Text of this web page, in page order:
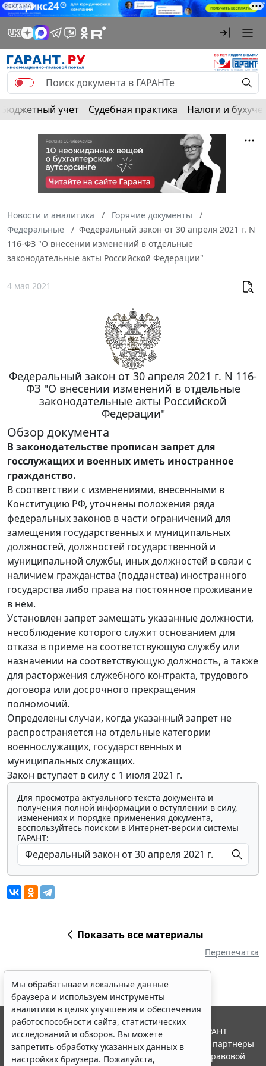
РЕКЛАМА
Бюджетный учет Судебная практика Налоги и
Новости и аналитика
Горячие документы
Федеральные
Федеральный закон от 30 апреля 2021 г. N
116-ФЗ "О внесении изменений в отдельные
законодательные акты Российской Федерации"
4 мая 2021
Федеральный закон от 30 апреля 2021 г. N 116-
ФЗ "О внесении изменений в отдельные
законодательные акты Российской
Федерации"
Обзор документа
В законодательстве прописан запрет для
госслужащих и военных иметь иностранное
гражданство.
В соответствии с изменениями, внесенными в
Конституцию РФ, уточнены положения ряда
федеральных законов в части ограничений для
замещения государственных и муниципальных
должностей, должностей государственной и
муниципальной службы, иных должностей в связи с
наличием гражданства (подданства) иностранного
государства либо права на постоянное проживание
в нем.
Установлен запрет замещать указанные должности,
несоблюдение которого служит основанием для
отказа в приеме на соответствующую службу или
назначении на соответствующую должность, а также
для расторжения служебного контракта, трудового
договора или досрочного прекращения
полномочий.
Определены случаи, когда указанный запрет не
распространяется на отдельные категории
военнослужащих, государственных и
муниципальных служащих.
Закон вступает в силу с 1 июля 2021 г.
Для просмотра актуального текста документа и
получения полной информации о вступлении в силу,
изменениях и порядке применения документа,
воспользуйтесь поиском в Интернет-версии системы
ГАРАНТ:
Показать все материалы
Перепечатка
Мы обрабатываем локальные данные
браузера и используем инструменты
аналитики в целях улучшения и обеспечения
работоспособности сайта, статистических
исследований и обзоров. Вы можете
запретить обработку указанных данных в
настройках браузера. Пожалуйста,
© ООО "НПП "ГАРАНТ-СЕРВИС", 2026. Система ГАРАНТ
выпускается с 1990 года. Компания "Гарант" и ее партнеры
являются участниками Российской ассоциации правовой